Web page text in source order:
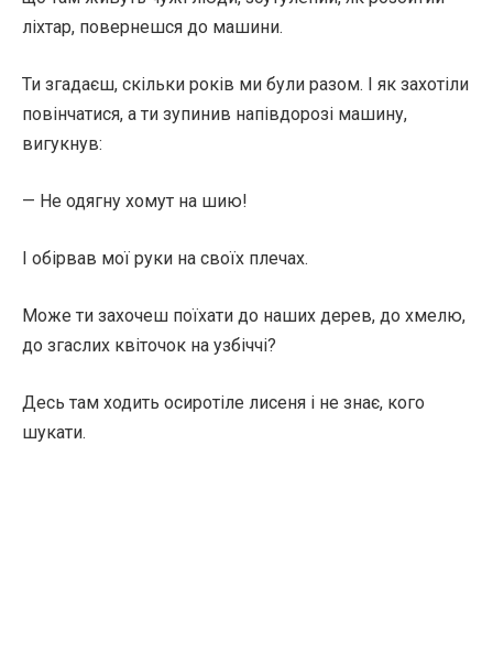
ліхтар, повернешся до машини.
Ти згадаєш, скільки років ми були разом. І як захотіли
повінчатися, а ти зупинив напівдорозі машину,
вигукнув:
— Не одягну хомут на шию!
І обірвав мої руки на своїх плечах.
Може ти захочеш поїхати до наших дерев, до хмелю,
до згаслих квіточок на узбіччі?
Десь там ходить осиротіле лисеня і не знає, кого
шукати.